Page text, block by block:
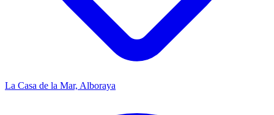
La Casa de la Mar, Alboraya